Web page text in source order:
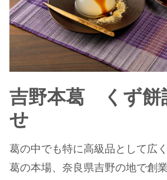
吉野本葛 くず餅
せ
葛の中でも特に高級品として広
葛の本場、奈良県吉野の地で創